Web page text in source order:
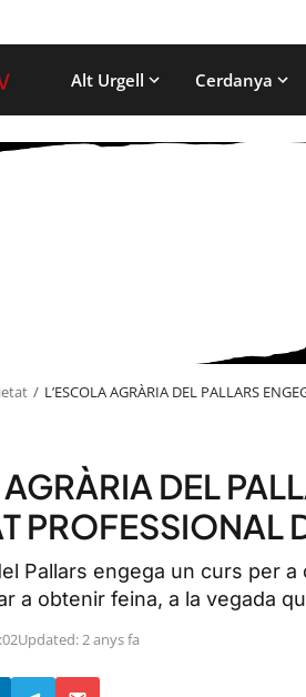
Alt Urgell Cerdanya
L’ESCOLA AGRÀRIA DEL PALLARS
DEL
PROFESSIONAL
Pallars engega un curs per
a obtenir feina, a la vegada
Updated: 2 anys fa